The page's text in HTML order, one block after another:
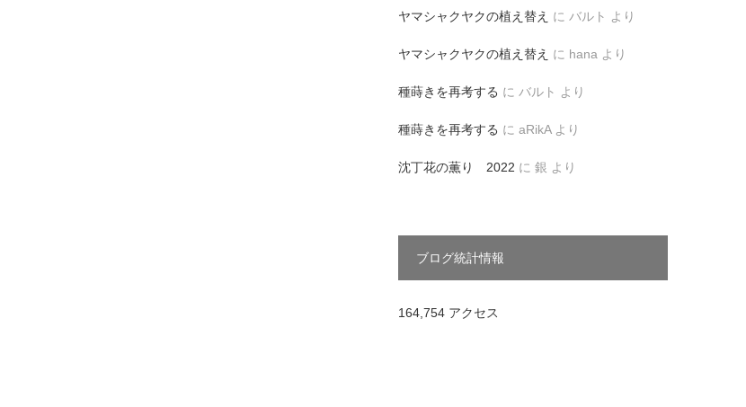
ヤマシャクヤクの植え替え に バルト より
ヤマシャクヤクの植え替え に hana より
種蒔きを再考する に バルト より
種蒔きを再考する に aRikAより
沈丁花の薫り 2022 に 銀 より
ブログ統計情報
164,754 アクセス